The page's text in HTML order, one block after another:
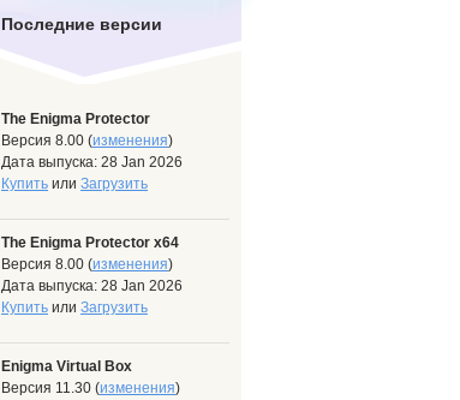
Последние версии
The Enigma Protector
Версия 8.00 (изменения)
Дата выпуска: 28 Jan 2026
Купить или Загрузить
The Enigma Protector x64
Версия 8.00 (изменения)
Дата выпуска: 28 Jan 2026
Купить или Загрузить
Enigma Virtual Box
Версия 11.30 (изменения)